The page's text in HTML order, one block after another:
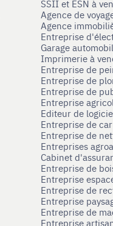
SSII et ESN à
Agence de
Agence
Entreprise
Garage
Imprimerie à
Entreprise de
Entreprise de
Entreprise de
Entreprise
Editeur de
Entreprise de
Entreprise de
Entreprises
Cabinet
Entreprise de
Entreprise
Entreprise de
Entreprise
Entreprise de
Entreprise